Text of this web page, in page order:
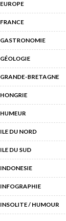
EUROPE
FRANCE
GASTRONOMIE
GÉOLOGIE
GRANDE-BRETAGNE
HONGRIE
HUMEUR
ILE DU NORD
ILE DU SUD
INDONESIE
INFOGRAPHIE
INSOLITE / HUMOUR